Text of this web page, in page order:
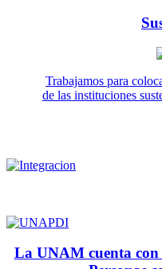
Trabajamos para
de las instituciones
La UNAM cuenta